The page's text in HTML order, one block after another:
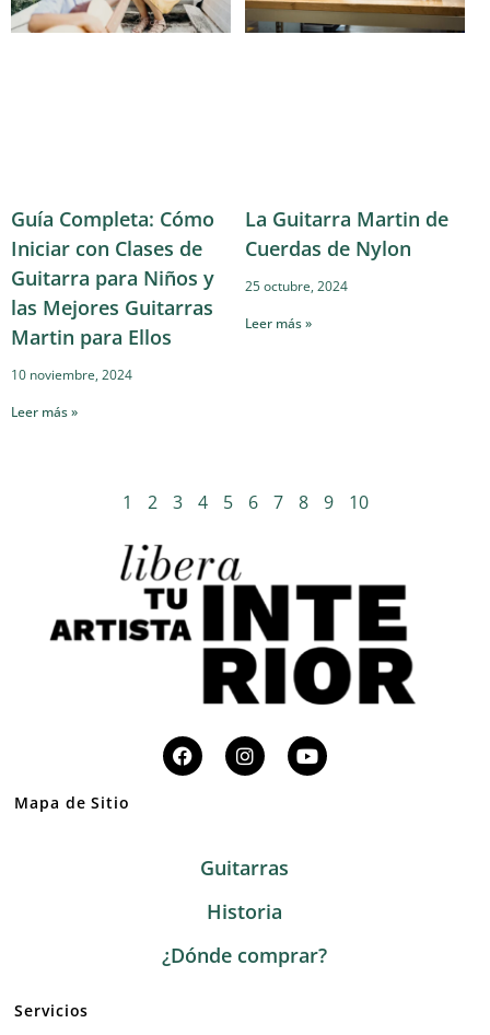
Guía Completa: Cómo
Iniciar con Clases de
Guitarra para Niños y
las Mejores Guitarras
Martin para Ellos
10 noviembre, 2024
Leer más »
La Guitarra Martin de
Cuerdas de Nylon
25 octubre, 2024
Leer más »
1 2 3 4 5 6 7 8 9 10
Mapa de Sitio
Guitarras
Historia
¿Dónde comprar?
Servicios